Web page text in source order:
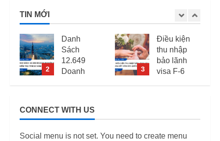
TIN MỚI
2
Danh
Sách
12.649
Doanh
ANTT Tại
Năm 2026
3
Điều kiện
thu nhập
bảo lãnh
visa F-6
từ 2026
CONNECT WITH US
Social menu is not set. You need to create menu